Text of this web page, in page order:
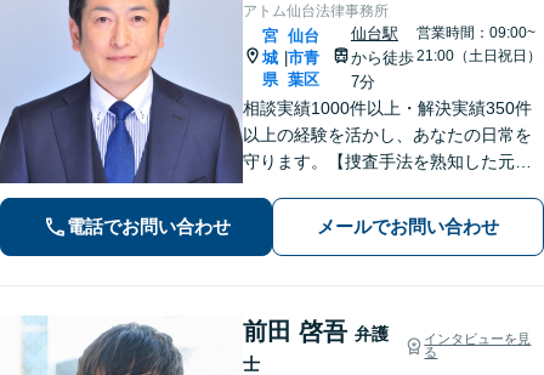
アトム仙台法律事務所
宮
城
県
仙台
市青
葉区
仙台駅
から徒歩
7分
営業時間：09:00~
21:00（土日祝日）
相談実績1000件以上・解決実績350件
以上の経験を活かし、あなたの日常を
守ります。【捜査手法を熟知した元警
通事故に特化】
電話でお問い合わせ メールでお問い合わせ
前田 啓吾 弁護
士
インタビューを見
る